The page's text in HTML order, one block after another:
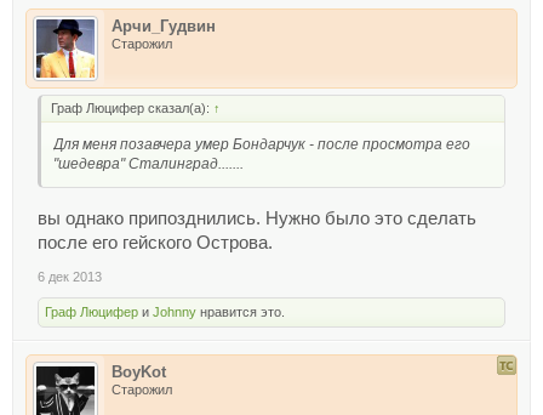
Арчи_Гудвин
Старожил
Граф Люцифер сказал(а): ↑
Для меня позавчера умер Бондарчук - после просмотра его
"шедевра" Сталинград.......
вы однако припозднились. Нужно было это сделать
после его гейского Острова.
6 дек 2013
Граф Люцифер и Johnny нравится это.
BoyKot
Старожил